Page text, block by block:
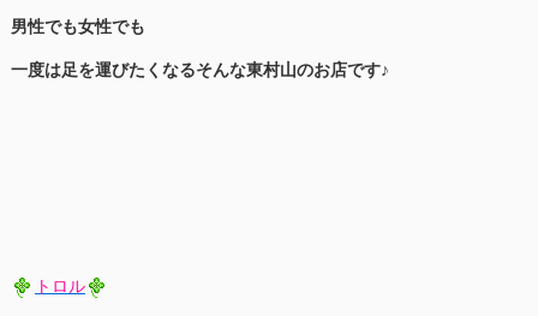
男性でも女性でも
一度は足を運びたくなるそんな東村山のお店です♪
トロル